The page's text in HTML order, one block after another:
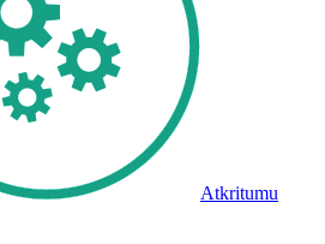
Atkritumu